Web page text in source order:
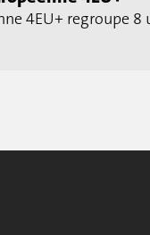
4EU+